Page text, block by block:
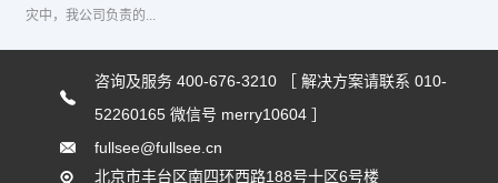
灾中，我公司负责的...
咨询及服务 400-676-3210 ［ 解决方案请联系 010-
52260165 微信号 merry10604 ］
fullsee@fullsee.cn
北京市丰台区南四环西路188号十区6号楼